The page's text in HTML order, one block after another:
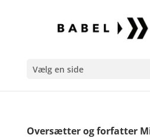
Vælg en side
Oversætter og forfatter